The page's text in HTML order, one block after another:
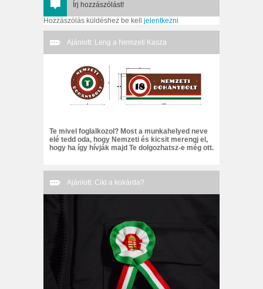
Írj hozzászólást!
Hozzászólás küldéshez be kell jelentkezni
Ajánlott: Leng a Nemzeti Kasza
Te mivel foglalkozol? Most a munkahelyed neve
elé tedd oda, hogy Nemzeti és kicsit merengj el,
hogy ha így hívják majd Te dolgozhatsz-e még ott.
Ajánlott: Ciki a kokárda?